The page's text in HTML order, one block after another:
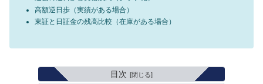
高額逆日歩（実績がある場合）
東証と日証金の残高比較（在庫がある場合）
目次